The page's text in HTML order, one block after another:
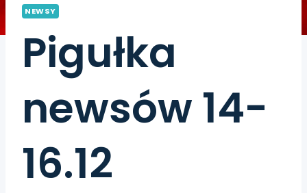
NEWSY
Pigułka
newsów 14-
16.12